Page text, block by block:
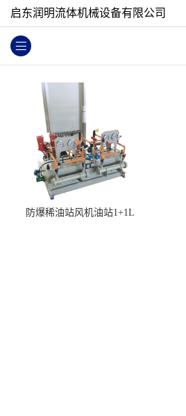
启东润明流体机械设备有限公司
防爆稀油站风机油站1+1L